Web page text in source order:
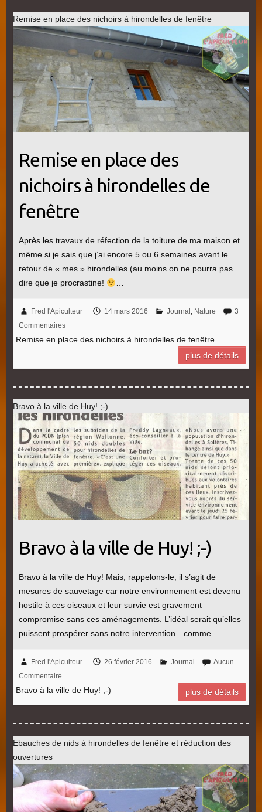
Remise en place des nichoirs à hirondelles de fenêtre
Remise en place des
nichoirs à hirondelles de
fenêtre
Après les travaux de réfection de la toiture de ma maison et
même si je sais que j’ai encore 5 ou 6 semaines avant le
retour de « mes » hirondelles (au moins on ne pourra pas
dire que je procrastine!
…
Fred l'Apiculteur 14 mars 2016 Journal , Nature
3
Commentaires
Remise en place des nichoirs à hirondelles de fenêtre
plus de détails
Bravo à la ville de Huy! ;-)
Bravo à la ville de Huy! ;-)
Bravo à la ville de Huy! Mais, rappelons-le, il s’agit de
mesures de sauvetage car notre environnement est devenu
hostile à ces oiseaux et leur survie est gravement
compromise sans ces aménagements. L’idéal serait qu’elles
puissent prospérer sans notre intervention…comme…
Fred l'Apiculteur 26 février 2016 Journal
Aucun
Commentaire
Bravo à la ville de Huy! ;-) plus de détails
Ebauches de nids à hirondelles de fenêtre et réduction des
ouvertures